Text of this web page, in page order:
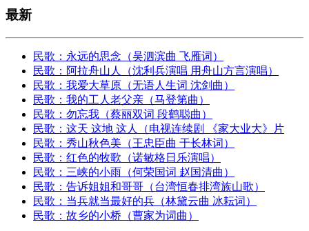
最新
民歌：永远的思念（吴泗滨曲 飞雁词）
民歌：阿拉舟山人（沈利兵演唱 用舟山方言演唱）
民歌：我爱大草原（无语人生词 沈剑曲）
民歌：我的工人老父亲（马登第曲）
民歌：勿忘我（蔡丽双词 段鹤聪曲）
民歌：这天 这地 这人（电视连续剧 《家大业大》片
民歌：秀山秋色美（王忠臣曲 于长林词）
民歌：红色的牧歌（诺敏格日乐演唱）
民歌：三峡的小雨（何荣国词 赵国清曲）
民歌：告诉姐姐和哥哥（台湾恒春排湾族山歌）
民歌：当兵就当最好的兵（林黛云曲 冰耘词）
民歌：故乡的小桥（曹家为词曲）